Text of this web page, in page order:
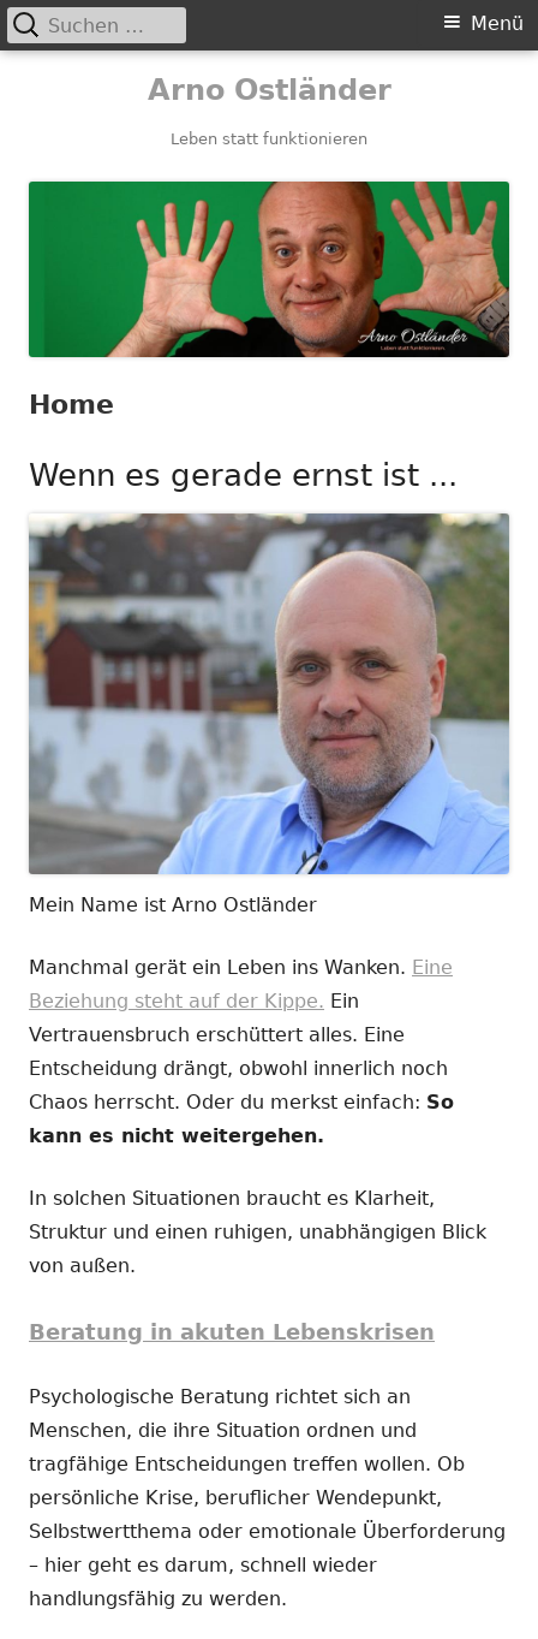
Arno Ostländer
Leben statt funktionieren
Primäres
Menü
Suchen
nach:
Home
Wenn es gerade ernst ist ...
Mein Name ist Arno Ostländer
Manchmal gerät ein Leben ins Wanken. Eine
Beziehung steht auf der Kippe. Ein
Vertrauensbruch erschüttert alles. Eine
Entscheidung drängt, obwohl innerlich noch
Chaos herrscht. Oder du merkst einfach: So
kann es nicht weitergehen.
In solchen Situationen braucht es Klarheit,
Struktur und einen ruhigen, unabhängigen Blick
von außen.
Beratung in akuten Lebenskrisen
Psychologische Beratung richtet sich an
Menschen, die ihre Situation ordnen und
tragfähige Entscheidungen treffen wollen. Ob
persönliche Krise, beruflicher Wendepunkt,
Selbstwertthema oder emotionale Überforderung
– hier geht es darum, schnell wieder
handlungsfähig zu werden.